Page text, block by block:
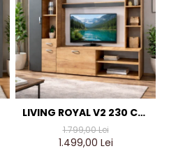
LIVING ROYAL V2 230 CM,
STEJAR AURIU & GRI
ANTRACIT – MOBILIER
1.799,00 Lei
1.499,00 Lei